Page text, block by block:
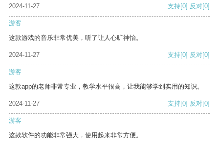
2024-11-27 支持[0] 反对[0]
游客
这款游戏的音乐非常优美，听了让人心旷神怡。
2024-11-27 支持[0] 反对[0]
游客
这款app的老师非常专业，教学水平很高，让我能够学到实用的知识。
2024-11-27 支持[0] 反对[0]
游客
这款软件的功能非常强大，使用起来非常方便。